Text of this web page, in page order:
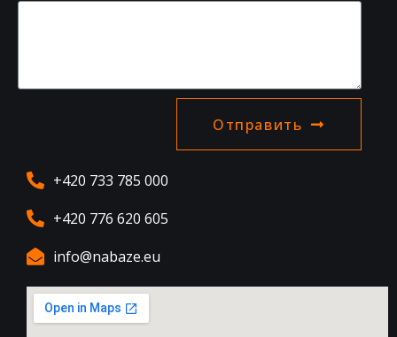
Отправить
+420 733 785 000
+420 776 620 605
info@nabaze.eu